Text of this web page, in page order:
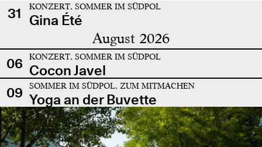
31
KONZERT, SOMMER IM SÜDPOL
Gina Été
August 2026
06 KONZERT, SOMMER IM SÜDPOL
Cocon Javel
09
SOMMER IM SÜDPOL, ZUM MITMACHEN
Yoga an der Buvette